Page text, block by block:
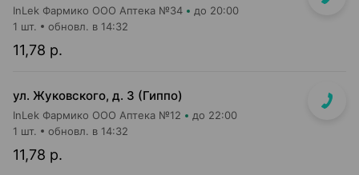
InLek Фармико ООО Аптека №34 до 20:00
11,78 р.
1 шт. обновл. в 14:32
ул. Жуковского, д. 3 (Гиппо)
InLek Фармико ООО Аптека №12 до 22:00
11,78 р.
1 шт. обновл. в 14:32